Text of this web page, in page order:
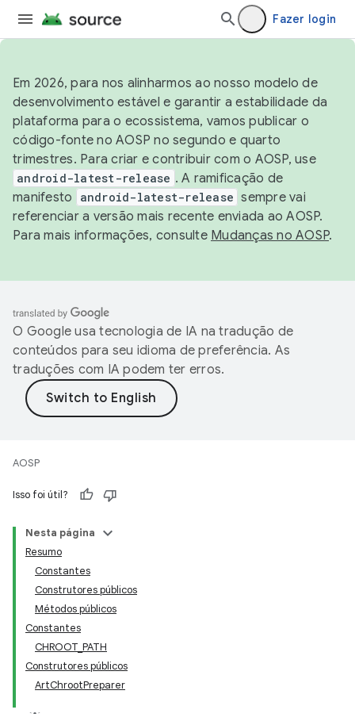
Fazer login
Em 2026, para nos alinharmos ao nosso modelo de
desenvolvimento estável e garantir a estabilidade da
plataforma para o ecossistema, vamos publicar o
código-fonte no AOSP no segundo e quarto
trimestres. Para criar e contribuir com o AOSP, use
android-latest-release . A ramificação de
manifesto
android-latest-release sempre vai
referenciar a versão mais recente enviada ao AOSP.
Para mais informações, consulte Mudanças no AOSP.
O Google usa tecnologia de IA na tradução de
conteúdos para seu idioma de preferência. As
traduções com IA podem ter erros.
AOSP
Isso foi útil?
Nesta página
Resumo
Constantes
Construtores públicos
Métodos públicos
Constantes
CHROOT_PATH
Construtores públicos
ArtChrootPreparer